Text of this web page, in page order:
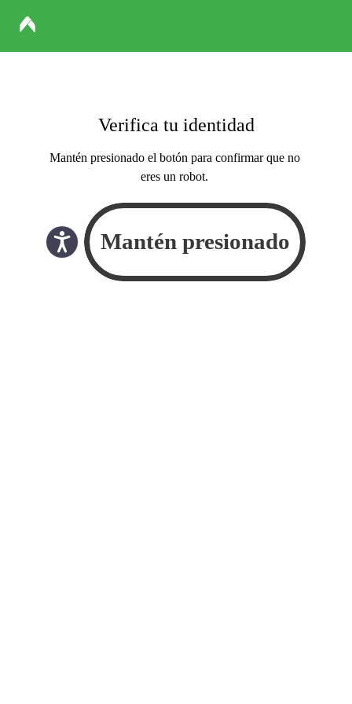
Verifica tu identidad
Mantén presionado el botón para confirmar que no
eres un robot.